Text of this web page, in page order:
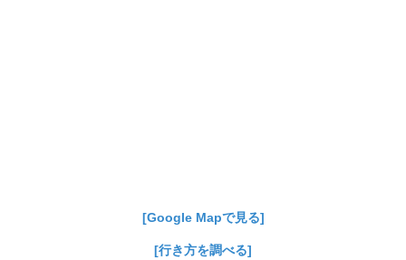
[Google Mapで見る]
[行き方を調べる]